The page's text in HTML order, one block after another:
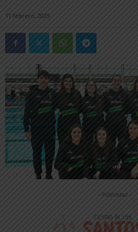
11 febrero, 2025
-- Publicidad --